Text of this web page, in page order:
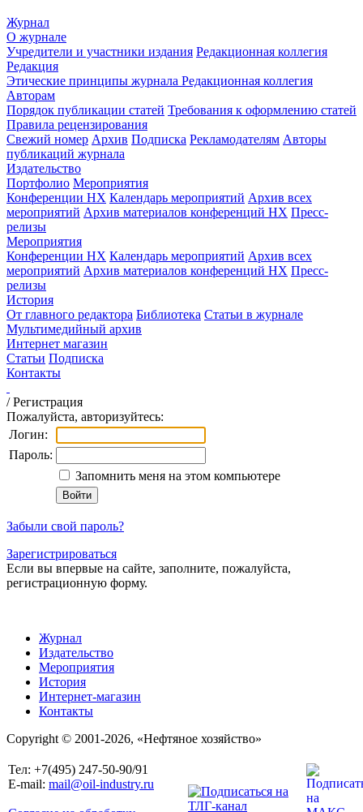
Журнал
О журнале
Учредители и участники издания Редакционная коллегия
Редакция
Этические принципы журнала Редакционная коллегия
Авторам
Порядок публикации статей Требования к оформлению статей
Правила рецензирования
Свежий номер Архив Подписка Рекламодателям Авторы
публикаций журнала
Издательство
Портфолио Мероприятия
Конференции НХ Календарь мероприятий Архив всех
мероприятий Архив материалов конференций НХ Пресс-
релизы
Мероприятия
Конференции НХ Календарь мероприятий Архив всех
мероприятий Архив материалов конференций НХ Пресс-
релизы
История
От главного редактора Библиотека Статьи в журнале
Мультимедийный архив
Интернет магазин
Статьи Подписка
Контакты
/Регистрация
Пожалуйста, авторизуйтесь:
Логин:
Пароль:
Запомнить меня на этом компьютере
Забыли свой пароль?
Зарегистрироваться
Если вы впервые на сайте, заполните, пожалуйста,
регистрационную форму.
Журнал
Издательство
Мероприятия
История
Интернет-магазин
Контакты
Copyright © 2001-2026, «Нефтяное хозяйство»
Тел: +7(495) 247-50-90/91
E-mail: mail@oil-industry.ru